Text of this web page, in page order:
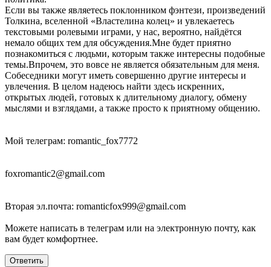
Если вы также являетесь поклонником фэнтези, произведений
Толкина, вселенной «Властелина колец» и увлекаетесь
текстовыми ролевыми играми, у нас, вероятно, найдётся
немало общих тем для обсуждения.Мне будет приятно
познакомиться с людьми, которым также интересны подобные
темы.Впрочем, это вовсе не является обязательным для меня.
Собеседники могут иметь совершенно другие интересы и
увлечения. В целом надеюсь найти здесь искренних,
открытых людей, готовых к длительному диалогу, обмену
мыслями и взглядами, а также просто к приятному общению.
Мой телеграм: romantic_fox7772
foxromantic2@gmail.com
Вторая эл.почта: romanticfox999@gmail.com
Можете написать в телеграм или на электронную почту, как
вам будет комфортнее.